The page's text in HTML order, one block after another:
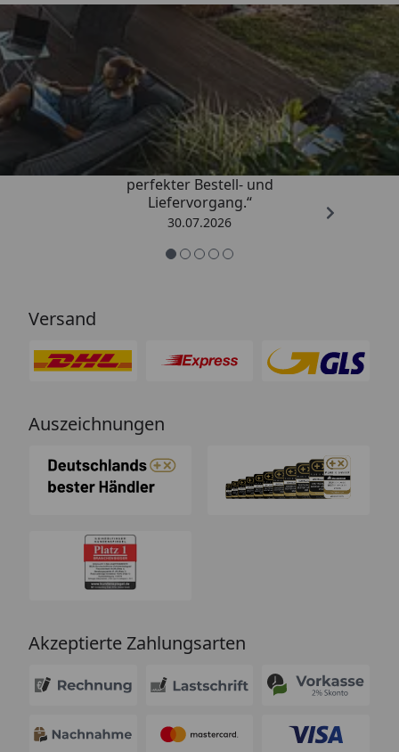
Trusted Shops
4,76/ 5
„Qualitativ sehr gute Ware und ein
perfekter Bestell- und
Liefervorgang.“
30.07.2026
Versand
Auszeichnungen
Akzeptierte Zahlungsarten